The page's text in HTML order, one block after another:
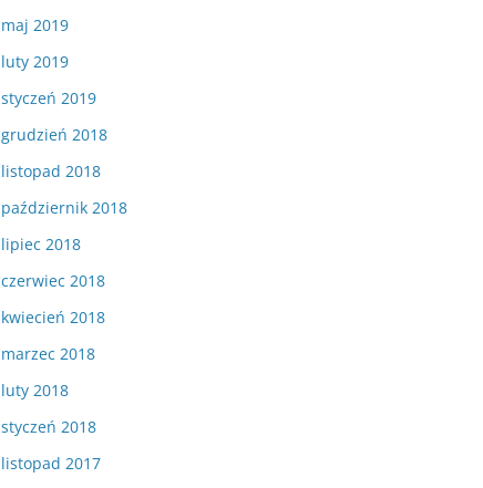
maj 2019
luty 2019
styczeń 2019
grudzień 2018
listopad 2018
październik 2018
lipiec 2018
czerwiec 2018
kwiecień 2018
marzec 2018
luty 2018
styczeń 2018
listopad 2017